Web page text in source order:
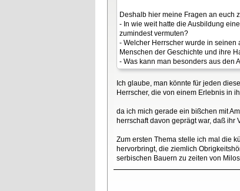
Deshalb hier meine Fragen an euch
- In wie weit hatte die Ausbildung
zumindest vermuten?
- Welcher Herrscher wurde in
Menschen der Geschichte und ihre
- Was kann man besonders aus den
Ich glaube, man könnte für jeden
Herrscher, die von einem Erlebnis in
da ich mich gerade ein bißchen mit
herrschaft davon geprägt war, daß ihr
Zum ersten Thema stelle ich mal die
hervorbringt, die ziemlich
serbischen Bauern zu zeiten von